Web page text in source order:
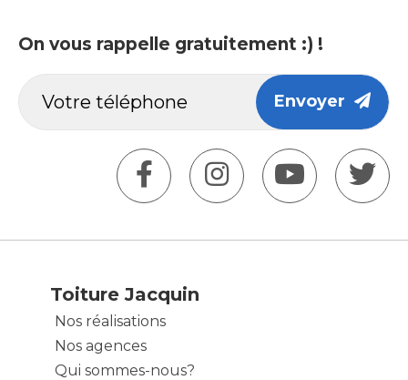
On vous rappelle gratuitement :) !
Envoyer
Toiture Jacquin
Nos réalisations
Nos agences
Qui sommes-nous?